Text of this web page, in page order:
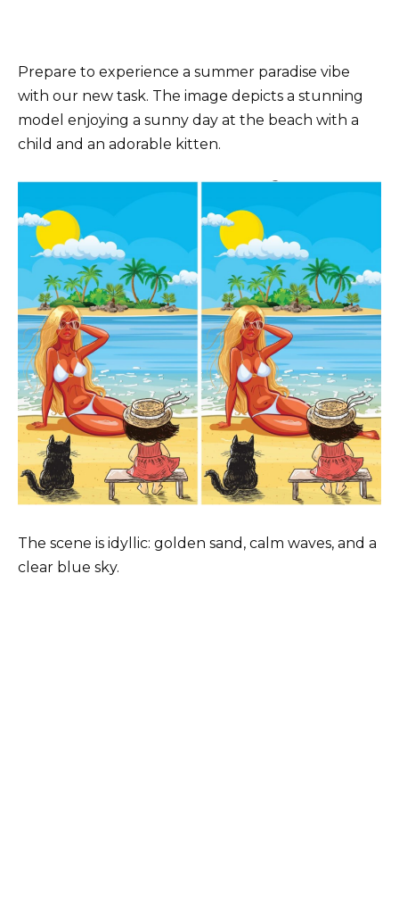
Prepare to experience a summer paradise vibe
with our new task. The image depicts a stunning
model enjoying a sunny day at the beach with a
child and an adorable kitten.
The scene is idyllic: golden sand, calm waves, and a
clear blue sky.